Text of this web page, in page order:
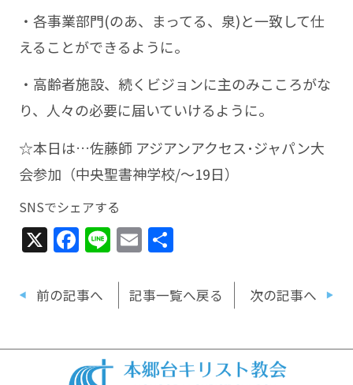
・各事業部門(のあ、まってる、泉)と一致して仕
えることができるように。
・高齢者施設、続くビジョンに主のみこころがな
り、人々の必要に届いていけるように。
☆本日は…佐藤師 アジアンアクセス･ジャパン大
会参加（中央聖書神学校/～19日）
SNSでシェアする
X Facebook
LineEmail
共
前の記事へ 記事一覧へ戻る 次の記事へ